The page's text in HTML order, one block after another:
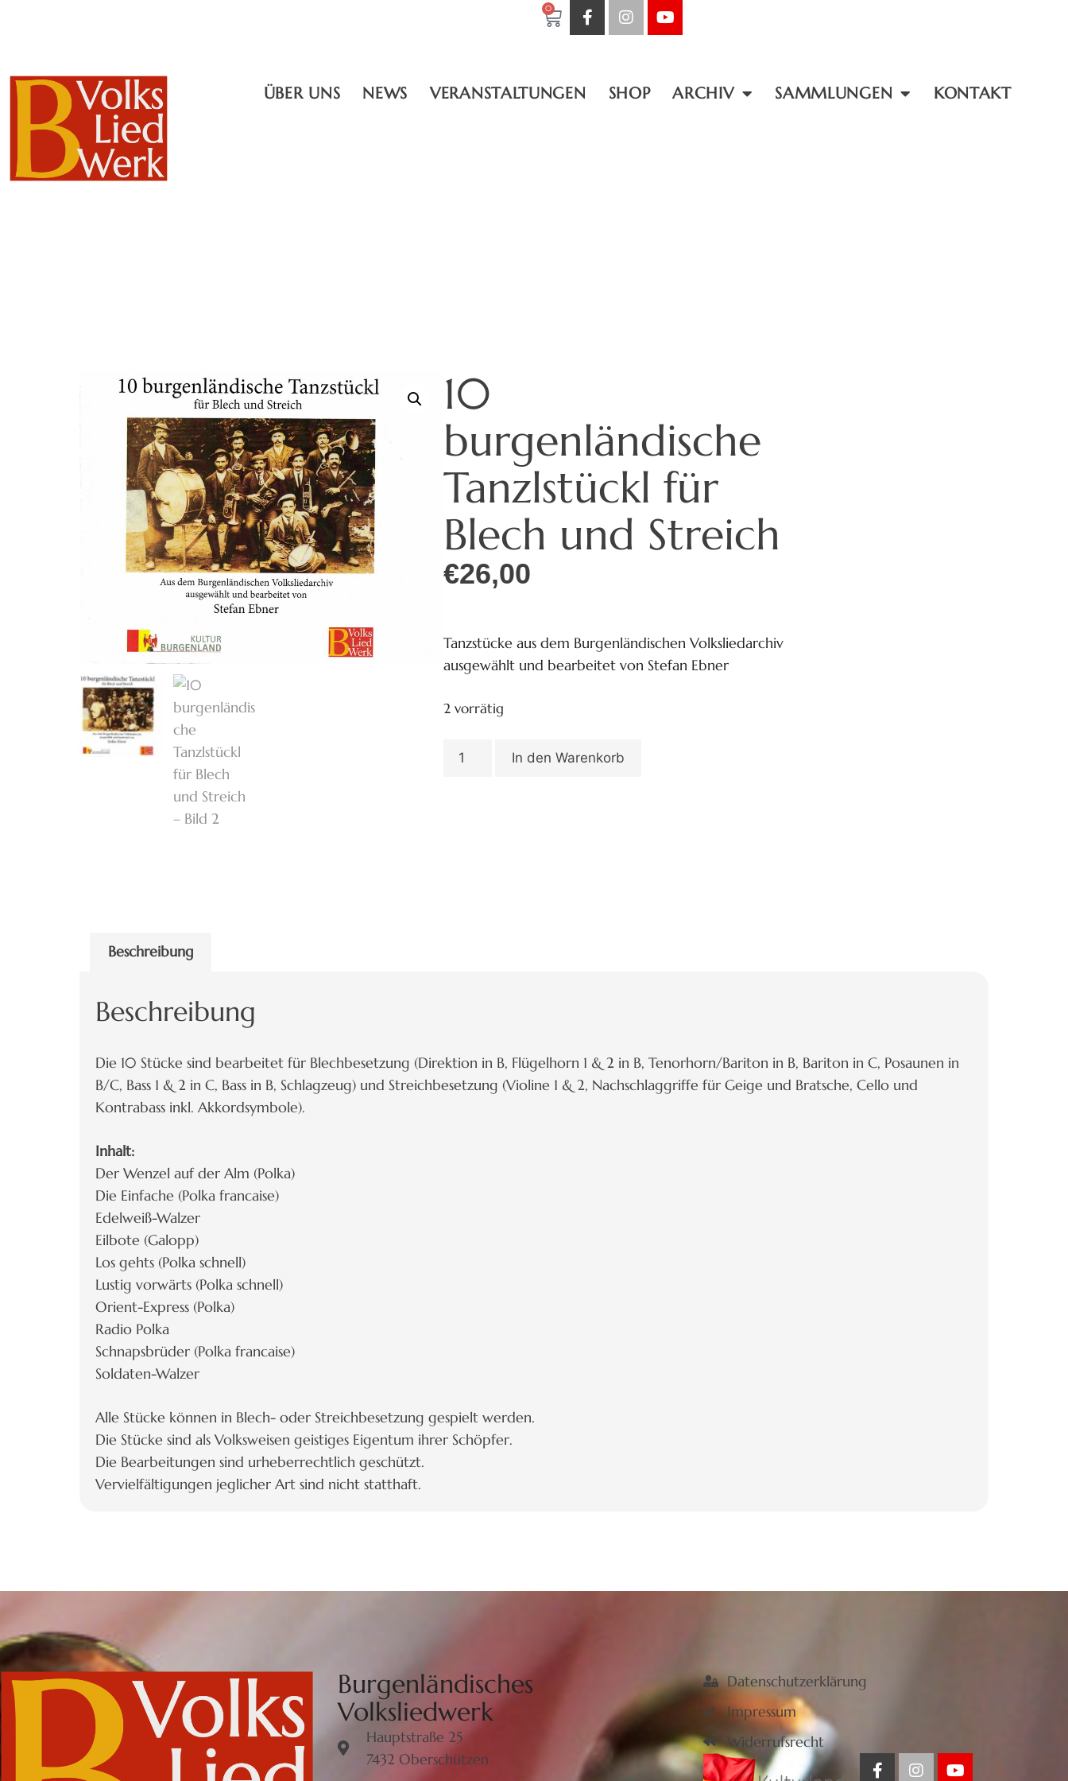
0
ÜBER UNS NEWS VERANSTALTUNGEN SHOP ARCHIV SAMMLUNGEN KONTAKT
10
burgenländische
Tanzlstückl für
Blech und Streich
€26,00
Tanzstücke aus dem Burgenländischen Volksliedarchiv
ausgewählt und bearbeitet von Stefan Ebner
2 vorrätig
In den Warenkorb
Beschreibung
Beschreibung
Die 10 Stücke sind bearbeitet für Blechbesetzung (Direktion in B, Flügelhorn 1 & 2 in B, Tenorhorn/Bariton in B, Bariton in C, Posaunen in
B/C, Bass 1 & 2 in C, Bass in B, Schlagzeug) und Streichbesetzung (Violine 1 & 2, Nachschlaggriffe für Geige und Bratsche, Cello und
Kontrabass inkl. Akkordsymbole).
Inhalt:
Der Wenzel auf der Alm (Polka)
Die Einfache (Polka francaise)
Edelweiß-Walzer
Eilbote (Galopp)
Los gehts (Polka schnell)
Lustig vorwärts (Polka schnell)
Orient-Express (Polka)
Radio Polka
Schnapsbrüder (Polka francaise)
Soldaten-Walzer
Alle Stücke können in Blech- oder Streichbesetzung gespielt werden.
Die Stücke sind als Volksweisen geistiges Eigentum ihrer Schöpfer.
Die Bearbeitungen sind urheberrechtlich geschützt.
Vervielfältigungen jeglicher Art sind nicht statthaft.
Burgenländisches
Volksliedwerk
Hauptstraße 25
7432 Oberschützen
Datenschutzerklärung
Impressum
Widerrufsrecht